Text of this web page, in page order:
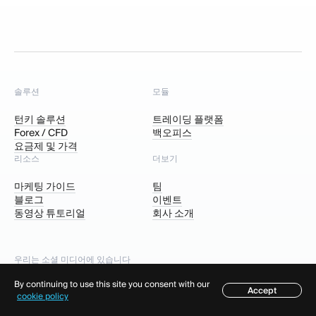
목차
솔루션
턴키 솔루션
Forex / CFD
요금제 및 가격
모듈
트레이딩 플랫폼
백오피스
리소스
마케팅 가이드
블로그
동영상 튜토리얼
더보기
팀
이벤트
회사 소개
우리는 소셜 미디어에 있습니다
By continuing to use this site you consent with our
cookie policy
Accept